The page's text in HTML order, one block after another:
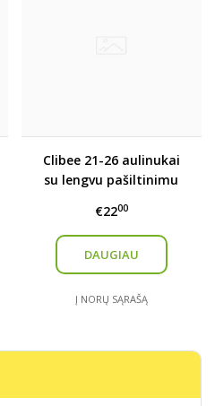
Clibee 21-26 aulinukai
su lengvu pašiltinimu
€2200
DAUGIAU
Į NORŲ SĄRAŠĄ